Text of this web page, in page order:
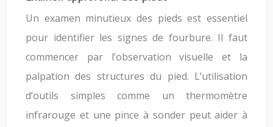
Un examen minutieux des pieds est essentiel
pour identifier les signes de fourbure. Il faut
commencer par l’observation visuelle et la
palpation des structures du pied. L’utilisation
d’outils simples comme un thermomètre
infrarouge et une pince à sonder peut aider à